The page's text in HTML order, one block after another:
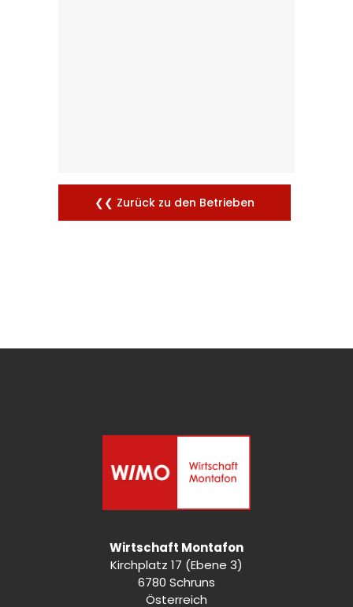
❮❮ Zurück zu den Betrieben
Wirtschaft Montafon
Kirchplatz 17 (Ebene 3)
6780 Schruns
Österreich